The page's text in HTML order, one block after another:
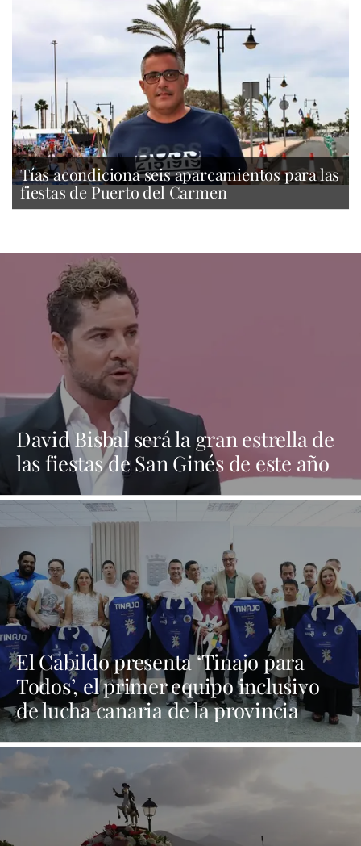
Tías acondiciona seis aparcamientos para las
fiestas de Puerto del Carmen
David Bisbal será la gran estrella de
las fiestas de San Ginés de este año
El Cabildo presenta ‘Tinajo para
Todos’, el primer equipo inclusivo
de lucha canaria de la provincia